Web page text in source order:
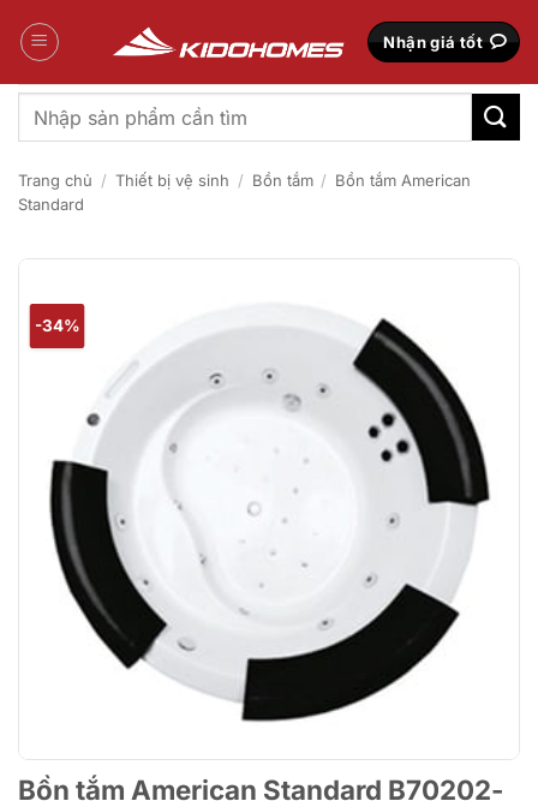
qua
Nhận giá tốt
Tìm
kiếm:
Trang chủ / Thiết bị vệ sinh / Bồn tắm / Bồn tắm American
Standard
-34%
Bồn tắm American Standard B70202-